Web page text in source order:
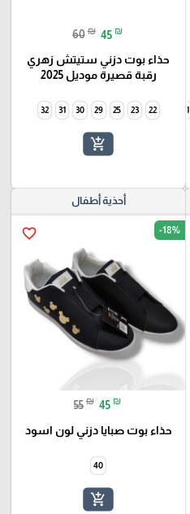
31
33
34
60 ₪ 45 ₪
حذاء بوت دزني ستيتش زهري
رقبة قصيرة موديل 2025
22
23
25
29
30
31
32
add_shopping_cart
أحذية أطفال
favorite_border -18%
55 ₪ 45 ₪
حذاء بوت صبايا دزني لون اسود
40
add_shopping_cart